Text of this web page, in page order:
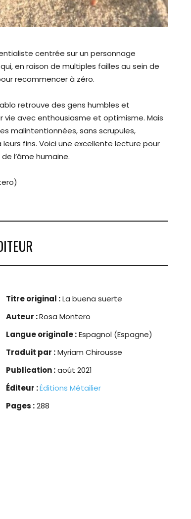
centrée sur un personnage
en raison de multiples failles au sein de
recommencer à zéro.
retrouve des gens humbles et
avec enthousiasme et optimisme. Mais
malintentionnées, sans scrupules,
fins. Voici une excellente lecture pour
l’âme humaine.
Titre original :La buena suerte
Auteur :Rosa Montero
Langue originale :Espagnol (Espagne)
Traduit par :Myriam Chirousse
Publication :août 2021
Éditeur :Éditions Métailier
Pages :288